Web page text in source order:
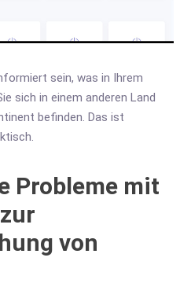
sein, was in Ihrem
sich in einem anderen Land
befinden. Das ist
Probleme mit
von